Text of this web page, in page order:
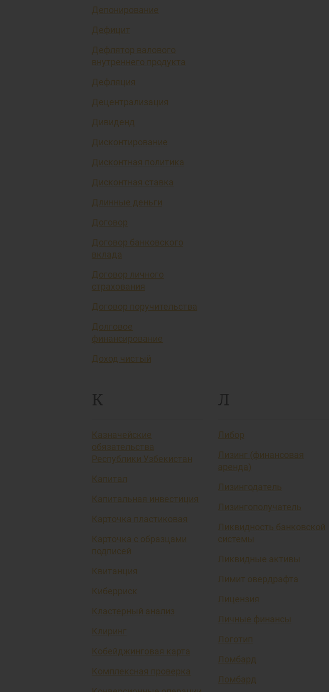
Депонирование
Дефицит
Дефлятор валового
внутреннего продукта
Дефляция
Децентрализация
Дивиденд
Дисконтирование
Дисконтная политика
Дисконтная ставка
Длинные деньги
Договор
Договор банковского
вклада
Договор личного
страхования
Договор поручительства
Долговое
финансирование
Доход чистый
К
Казначейские
обязательства
Республики Узбекистан
Капитал
Капитальная инвестиция
Карточка пластиковая
Карточка с образцами
подписей
Квитанция
Киберриск
Кластерный анализ
Клиринг
Кобейджинговая карта
Комплексная проверка
Л
Либор
Лизинг (финансовая
аренда)
Лизингодатель
Лизингополучатель
Ликвидность банковской
системы
Ликвидные активы
Лимит овердрафта
Лицензия
Личные финансы
Логотип
Ломбард
Ломбард